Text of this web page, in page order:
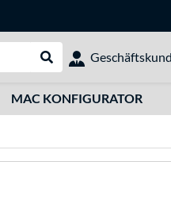
Suche durchführen
MAC KONFIGURATOR